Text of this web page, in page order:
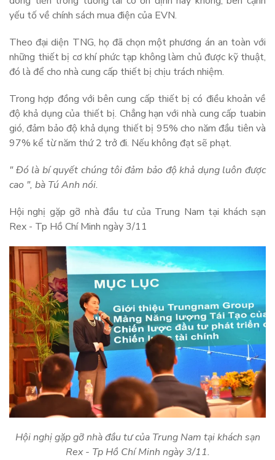
yếu tố về chính sách mua điện của EVN.
Theo đại diện TNG, họ đã chọn một phương án an toàn với
những thiết bị cơ khí phức tạp không làm chủ được kỹ thuật,
đó là để cho nhà cung cấp thiết bị chịu trách nhiệm.
Trong hợp đồng với bên cung cấp thiết bị có điều khoản về
độ khả dụng của thiết bị. Chẳng hạn với nhà cung cấp tuabin
gió, đảm bảo độ khả dụng thiết bị 95% cho năm đầu tiên và
97% kể từ năm thứ 2 trở đi. Nếu không đạt sẽ phạt.
" Đó là bí quyết chúng tôi đảm bảo độ khả dụng luôn được
cao ", bà Tú Anh nói.
Hội nghị gặp gỡ nhà đầu tư của Trung Nam tại khách sạn
Rex - Tp Hồ Chí Minh ngày 3/11
Hội nghị gặp gỡ nhà đầu tư của Trung Nam tại khách sạn
Rex - Tp Hồ Chí Minh ngày 3/11.